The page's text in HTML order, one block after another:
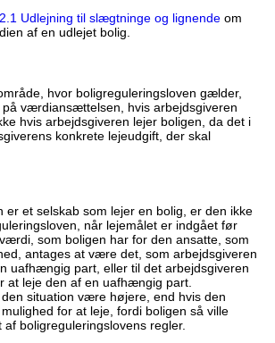
Udlejning til slægtninge og lignendeom
af en udlejet bolig.
hvor boligreguleringsloven gælder,
på værdiansættelsen, hvis arbejdsgiveren
hvis arbejdsgiveren lejer boligen, da det i
konkrete lejeudgift, der skal
er et selskab som lejer en bolig, er den ikke
når lejemålet er indgået før
som boligen har for den ansatte, som
antages at være det, som arbejdsgiveren
uafhængig part, eller til det arbejdsgiveren
at leje den af en uafhængig part.
situation være højere, end hvis den
for at leje, fordi boligen så ville
boligreguleringslovens regler.